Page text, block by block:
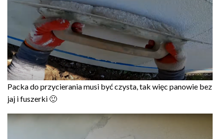
Packa do przycierania musi być czysta, tak więc panowie bez
jaj i fuszerki 🙂